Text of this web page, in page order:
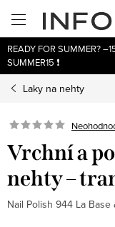
obsah
READY FOR SUMMER?
SUMMER15 ❗
Laky na nehty
Vrchní a
nehty –
Nail Polish 944 La